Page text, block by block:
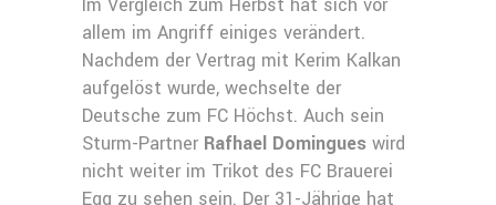
allem im Angriff einiges verändert.
Nachdem der Vertrag mit Kerim Kalkan
aufgelöst wurde, wechselte der
Deutsche zum FC Höchst. Auch sein
Sturm-Partner Rafhael Domingues wird
nicht weiter im Trikot des FC Brauerei
Egg zu sehen sein. Der 31-Jährige hat